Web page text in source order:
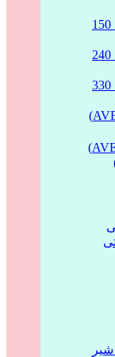
شیشه شیر اله 150
شیشه شیر اله 240
شیشه شیر اله 330